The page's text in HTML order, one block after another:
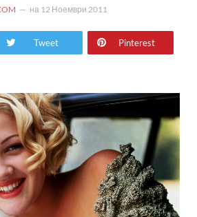
на 12 Ноември 2011
Tweet Pinterest